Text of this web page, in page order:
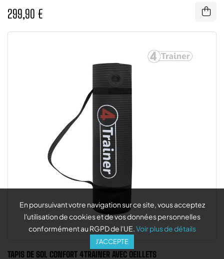
299,90 €
TAPIS DE SOL CONFORT 4TRAINER AVEC OEILLETS
En poursuivant votre navigation sur ce site, vous acceptez
l'utilisation de cookies et de vos données personnelles
conformément au RGPD de l'UE.Voir plus de détails
J'ACCEPTE